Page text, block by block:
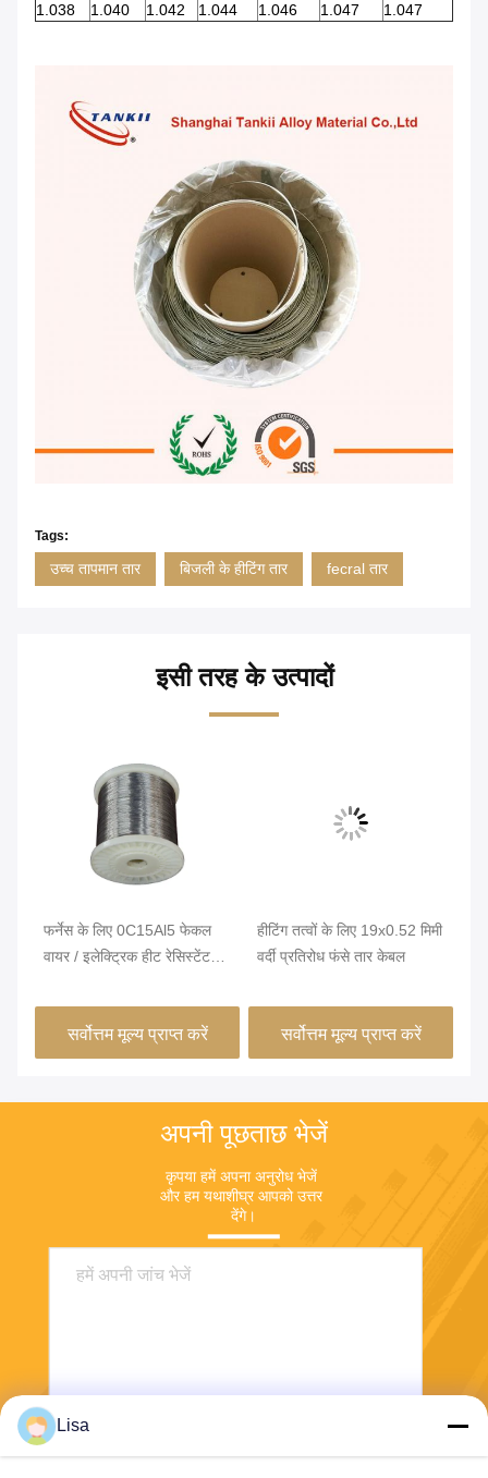
1.038
1.040 1.042 1.044 1.046 1.047 1.047
Tags:
उच्च तापमान तार बिजली के हीटिंग तार fecral तार
इसी तरह के उत्पादों
फर्नेस के लिए 0C15Al5 फेकल
वायर / इलेक्ट्रिक हीट रेसिस्टेंट
सर्वोत्तम मूल्य प्राप्त करें
हीटिंग तत्वों के लिए 19x0.52 मिमी
वर्दी प्रतिरोध फंसे तार केबल
सर्वोत्तम मूल्य प्राप्त करें
अपनी पूछताछ भेजें
कृपया हमें अपना अनुरोध भेजें
और हम यथाशीघ्र आपको उत्तर
देंगे।
Lisa